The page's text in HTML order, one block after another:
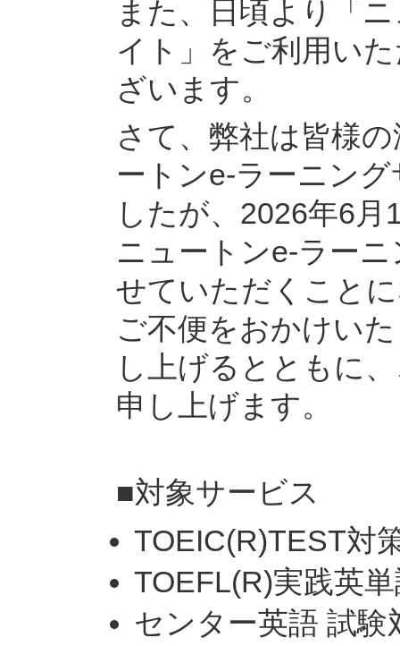
また、日頃より「
イト」をご利用い
ざいます。
さて、弊社は皆様
ートンe-ラーニン
したが、2026年6
ニュートンe-ラー
せていただくこと
ご不便をおかけい
し上げるとともに
申し上げます。
■対象サービス
TOEIC(R)TEST対
TOEFL(R)実践英
センター英語 試験